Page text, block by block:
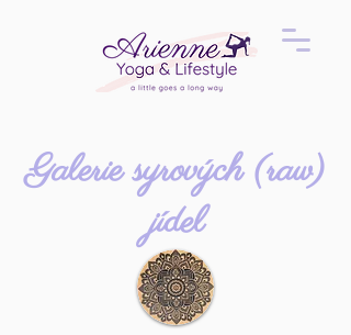
Galerie syrových (raw)
jídel